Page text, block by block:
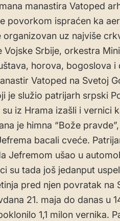
manastira Vatoped
povorkom ispraćen ka
organizovan uz najviše
Srbije, orkestra
horova, bogoslova i
Vatoped na Svetoj
je služio patrijarh srpski
iz Hrama izašli i vernici
je himna “Bože
bacali cveće.
Jefremom ušao u
su tada još jedanput
pred njen povratak na
21. maja do danas u
1,1 milon vernika.